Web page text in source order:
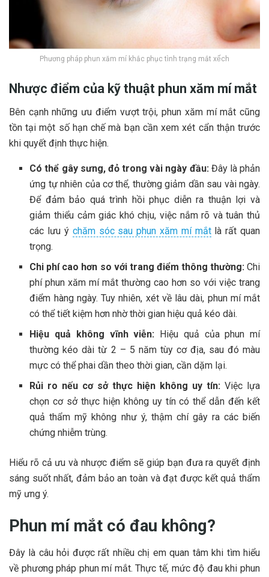
Phương pháp phun xăm mí khắc phục tình trạng mắt xếch
Nhược điểm của kỹ thuật phun xăm mí mắt
Bên cạnh những ưu điểm vượt trội, phun xăm mí mắt cũng
tồn tại một số hạn chế mà bạn cần xem xét cẩn thận trước
khi quyết định thực hiện.
Có thể gây sưng, đỏ trong vài ngày đầu: Đây là phản
ứng tự nhiên của cơ thể, thường giảm dần sau vài ngày.
Để đảm bảo quá trình hồi phục diễn ra thuận lợi và
giảm thiểu cảm giác khó chịu, việc nắm rõ và tuân thủ
các lưu ý chăm sóc sau phun xăm mí mắtlà rất quan
trọng.
Chi phí cao hơn so với trang điểm thông thường: Chi
phí phun xăm mí mắt thường cao hơn so với việc trang
điểm hàng ngày. Tuy nhiên, xét về lâu dài, phun mí mắt
có thể tiết kiệm hơn nhờ thời gian hiệu quả kéo dài.
Hiệu quả không vĩnh viễn: Hiệu quả của phun mí
thường kéo dài từ 2 – 5 năm tùy cơ địa, sau đó màu
mực có thể phai dần theo thời gian, cần dặm lại.
Rủi ro nếu cơ sở thực hiện không uy tín:Việc lựa
chọn cơ sở thực hiện không uy tín có thể dẫn đến kết
quả thẩm mỹ không như ý, thậm chí gây ra các biến
chứng nhiễm trùng.
Hiểu rõ cả ưu và nhược điểm sẽ giúp bạn đưa ra quyết định
sáng suốt nhất, đảm bảo an toàn và đạt được kết quả thẩm
mỹ ưng ý.
Phun mí mắt có đau không?
Đây là câu hỏi được rất nhiều chị em quan tâm khi tìm hiểu
về phương pháp phun mí mắt. Thực tế, mức độ đau khi phun